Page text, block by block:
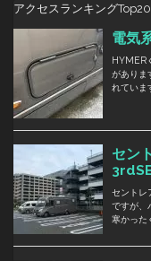
アクセスランキングTop20